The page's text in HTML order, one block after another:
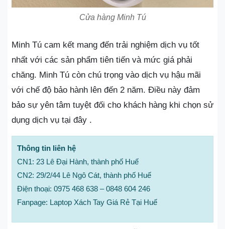
Cửa hàng Minh Tú
Minh Tú cam kết mang đến trải nghiệm dịch vụ tốt
nhất với các sản phẩm tiên tiến và mức giá phải
chăng. Minh Tú còn chú trọng vào dịch vụ hậu mãi
với chế độ bảo hành lên đến 2 năm. Điều này đảm
bảo sự yên tâm tuyệt đối cho khách hàng khi chọn sử
dụng dịch vụ tại đây​ .
Thông tin liên hệ
CN1: 23 Lê Đại Hành, thành phố Huế
CN2: 29/2/44 Lê Ngô Cát, thành phố Huế
Điện thoại: 0975 468 638 – 0848 604 246
Fanpage: Laptop Xách Tay Giá Rẻ Tại Huế